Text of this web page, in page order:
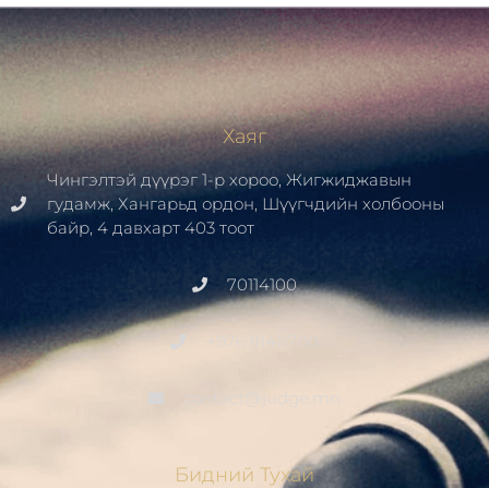
Хаяг
Чингэлтэй дүүрэг 1-р хороо, Жигжиджавын
гудамж, Хангарьд ордон, Шүүгчдийн холбооны
байр, 4 давхарт 403 тоот
70114100
contact@judge.mn
Бидний Тухай